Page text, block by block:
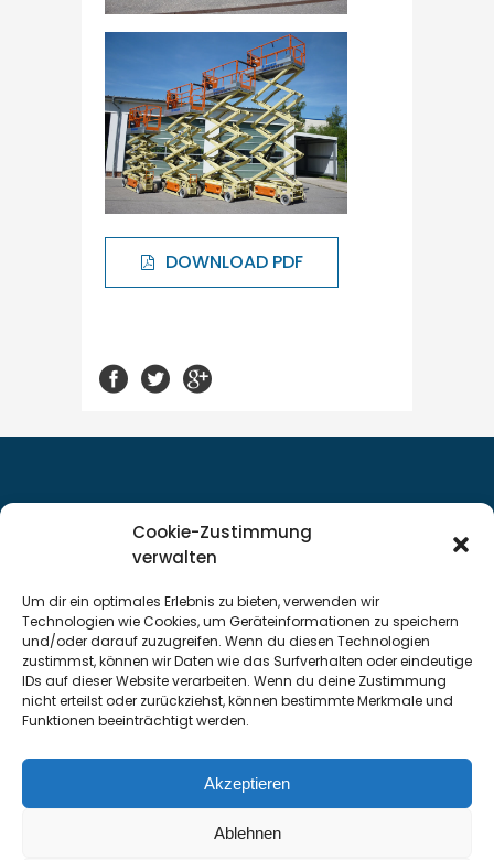
Cookie-Zustimmung
verwalten
Um dir ein optimales Erlebnis zu bieten, verwenden wir
Technologien wie Cookies, um Geräteinformationen zu speichern
und/oder darauf zuzugreifen. Wenn du diesen Technologien
zustimmst, können wir Daten wie das Surfverhalten oder eindeutige
IDs auf dieser Website verarbeiten. Wenn du deine Zustimmung
nicht erteilst oder zurückziehst, können bestimmte Merkmale und
Funktionen beeinträchtigt werden.
Akzeptieren
Ablehnen
DOWNLOAD PDF
Servicestandort Stralsund
Datenschutzerklärung
Impressum
Cookie-Richtlinie
Neumann ArbeitsbühnenvermietungI Am Koppelberg
03834 / 50 04 79
03834 / 56 65 808
0171 / 78 63